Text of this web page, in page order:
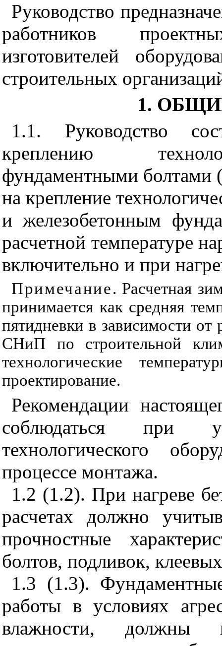
Руководство
работников
изготовителей
строительных
1.
1.1. Руководство
креплению
фундаментными болтами
на крепление
и железобетонным
расчетной температуре
включительно и при
Примечание. Расчетная
принимается как средняя
пятидневки в зависимости от
СНиП по строительной
технологические
проектирование.
Рекомендации
соблюдаться при
технологического
процессе монтажа.
1.2 (1.2). При нагреве
расчетах должно
прочностные
болтов, подливок,
1.3 (1.3).
работы в условиях
влажности, должны